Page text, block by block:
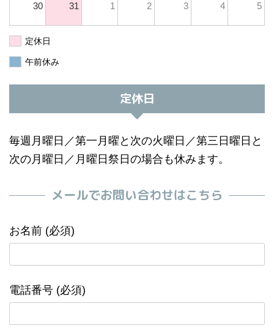
30 31 1 2 3 4 5
定休日
午前休み
定休日
毎週月曜日／第一月曜と次の火曜日／第三日曜日と
次の月曜日／月曜日祭日の場合も休みます。
メールでお問い合わせはこちら
お名前 (必須)
電話番号 (必須)